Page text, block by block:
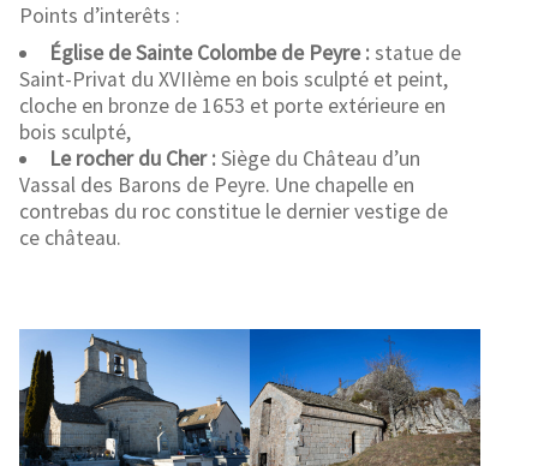
Points d’interêts :
Église de Sainte Colombe de Peyre :statue de
Saint-Privat du XVIIème en bois sculpté et peint,
cloche en bronze de 1653 et porte extérieure en
bois sculpté,
Le rocher du Cher :Siège du Château d’un
Vassal des Barons de Peyre. Une chapelle en
contrebas du roc constitue le dernier vestige de
ce château.